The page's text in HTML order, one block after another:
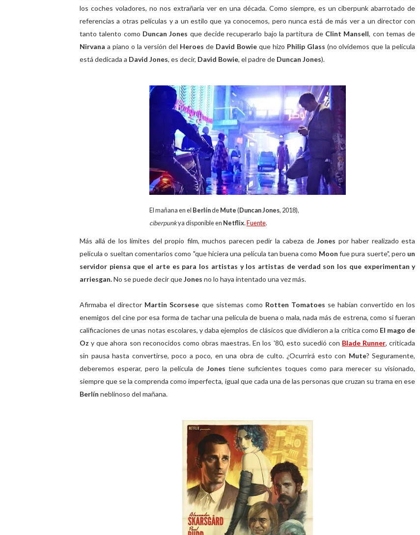
los coches voladores, no nos extrañaría ver en una década. Como siempre, es un ciberpunk abarrotado de
referencias a otras películas y a un estilo que ya conocemos, pero nunca está de más ver a un director con
tanto talento como Duncan Jones que decide recuperarlo bajo la partitura de Clint Mansell, con temas de
Nirvana a piano o la versión del Heroes de David Bowieque hizo Philip Glass (no olvidemos que la película
está dedicada a David Jones, es decir, David Bowie, el padre de Duncan Jones).
El mañana en el BerlíndeMute(Duncan Jones, 2018),
ciberpunkya disponible en Netflix.Fuente.
Más allá de los límites del propio film, muchos parecen pedir la cabeza deJones por haber realizado esta
película o sueltan comentarios como "que hiciera una película tan buena como Moonfue pura suerte", pero un
servidor piensa que el arte es para los artistas y los artistas de verdad son los que experimentan y
arriesgan.No se puede decir queJones no lo haya intentado una vez más.
Afirmaba el director Martin Scorsese que sistemas como Rotten Tomatoes se habían convertido en los
enemigos del cine por esa forma de tachar una película de buena o mala, nada más de estrena, como si fueran
calificaciones de unas notas escolares, y daba ejemplos de clásicos que dividieron a la crítica como El mago de
Ozy que ahora son reconocidos como obras maestras. En los '80, esto sucedió con Blade Runner, criticada
sin pausa hasta convertirse, poco a poco, en una obra de culto. ¿Ocurrirá esto con Mute? Seguramente,
deberemos esperar, pero la película deJonestiene suficientes toques como para merecer su visionado,
siempre que se la comprenda como imperfecta, igual que cada una de las personas que cruzan su trama en ese
Berlín neblinoso del mañana.